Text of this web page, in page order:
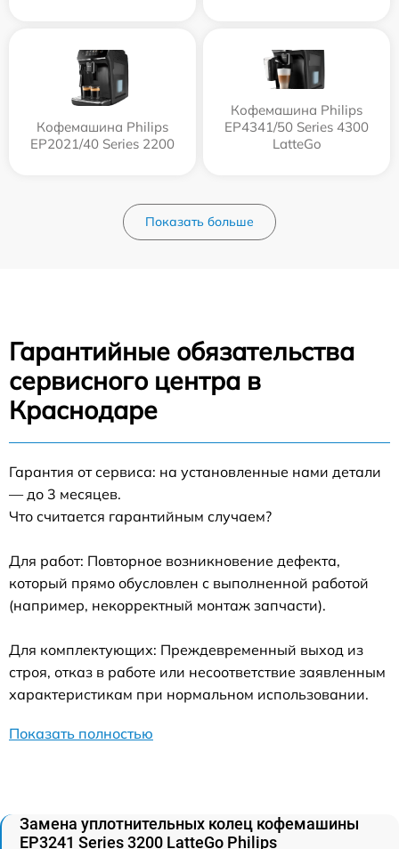
Кофемашина Philips
EP2021/40 Series 2200
Кофемашина Philips
EP4341/50 Series 4300
LatteGo
Показать больше
Гарантийные обязательства
сервисного центра в
Краснодаре
Гарантия от сервиса: на установленные нами детали
— до 3 месяцев.
Что считается гарантийным случаем?
Для работ: Повторное возникновение дефекта,
который прямо обусловлен с выполненной работой
(например, некорректный монтаж запчасти).
Для комплектующих: Преждевременный выход из
строя, отказ в работе или несоответствие заявленным
характеристикам при нормальном использовании.
Показать полностью
Замена уплотнительных колец кофемашины
EP3241 Series 3200 LatteGo Philips